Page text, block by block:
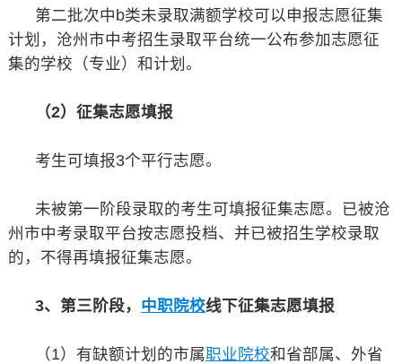
第二批次中b类未录取满额学校可以申报志愿征集
计划，沧州市中考招生录取平台统一公布参加志愿征
集的学校（专业）和计划。
（2）征集志愿填报
考生可填报3个平行志愿。
未被第一阶段录取的考生可填报征集志愿。已被沧
州市中考录取平台按志愿投档、并已被招生学校录取
的，不得再填报征集志愿。
3、第三阶段， 中职院校线下征集志愿填报
（1）有缺额计划的市属职业院校和省部属、外省